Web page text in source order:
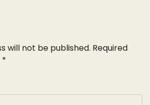
will not be published. Required
*